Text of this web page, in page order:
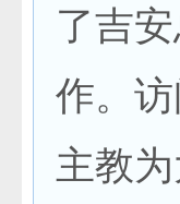
了吉
作。
主教